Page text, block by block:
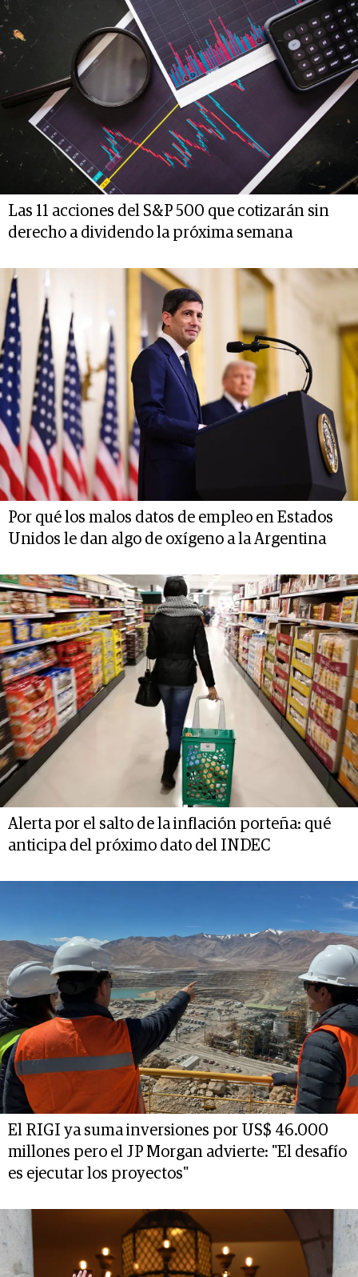
Las 11 acciones del S&P 500 que cotizarán sin
derecho a dividendo la próxima semana
Por qué los malos datos de empleo en Estados
Unidos le dan algo de oxígeno a la Argentina
Alerta por el salto de la inflación porteña: qué
anticipa del próximo dato del INDEC
El RIGI ya suma inversiones por US$ 46.000
millones pero el JP Morgan advierte: "El desafío
es ejecutar los proyectos"